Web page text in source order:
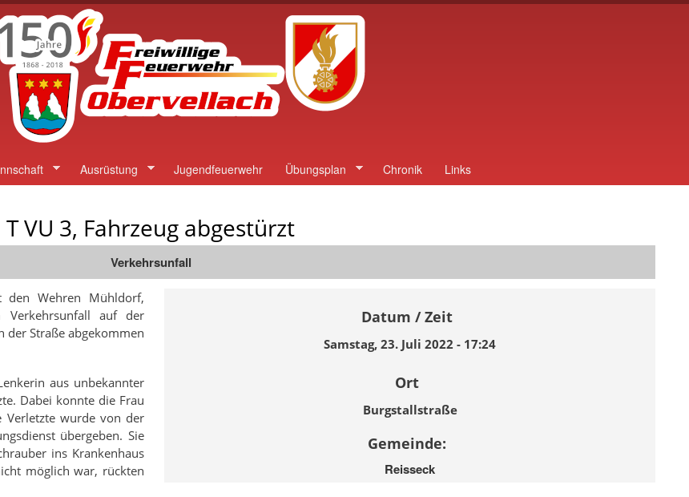
Direkt
zum
Inhalt
Ausrüstung Jugendfeuerwehr Übungsplan Chronik Links
T VU 3, Fahrzeug abgestürzt
Verkehrsunfall
Datum / Zeit
Samstag, 23. Juli 2022 - 17:24
Ort
Burgstallstraße
Gemeinde:
Reisseck
den Wehren Mühldorf,
Verkehrsunfall auf der
der Straße abgekommen
aus unbekannter
Dabei konnte die Frau
Verletzte wurde von der
übergeben. Sie
ins Krankenhaus
möglich war, rückten